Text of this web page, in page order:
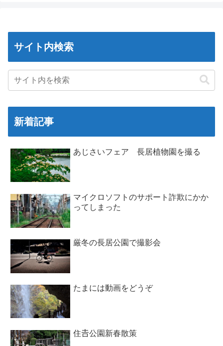
サイト内検索
新着記事
あじさいフェア 長居植物園を撮る
マイクロソフトのサポート詐欺にかか
ってしまった
厳冬の長居公園で撮影会
たまには動画をどうぞ
住𠮷公園新春散策